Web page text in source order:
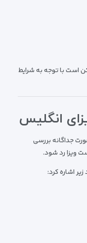
است با توجه به شرایط
انگلیس
جداگانه بررسی
ویزا رد شود.
اشاره کرد: